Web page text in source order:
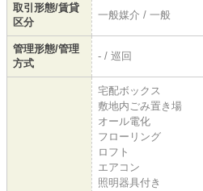
取引形態/賃貸
区分
一般媒介 / 一般
管理形態/管理
方式
- / 巡回
宅配ボックス
敷地内ごみ置き場
オール電化
フローリング
ロフト
エアコン
照明器具付き